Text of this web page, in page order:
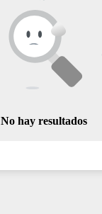
No hay resultados